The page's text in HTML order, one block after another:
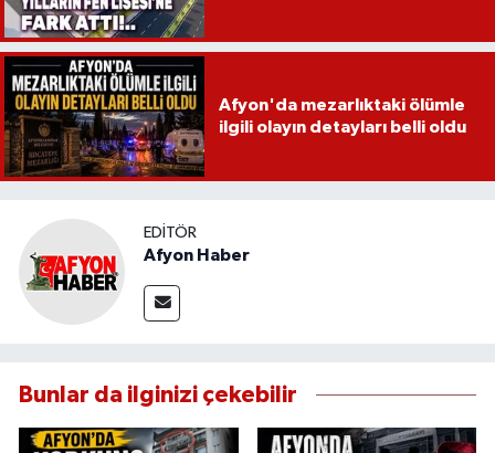
Afyon'da mezarlıktaki ölümle
ilgili olayın detayları belli oldu
EDITÖR
Afyon Haber
Bunlar da ilginizi çekebilir